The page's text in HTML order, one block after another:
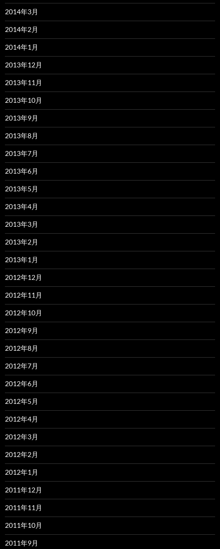
2014年3月
2014年2月
2014年1月
2013年12月
2013年11月
2013年10月
2013年9月
2013年8月
2013年7月
2013年6月
2013年5月
2013年4月
2013年3月
2013年2月
2013年1月
2012年12月
2012年11月
2012年10月
2012年9月
2012年8月
2012年7月
2012年6月
2012年5月
2012年4月
2012年3月
2012年2月
2012年1月
2011年12月
2011年11月
2011年10月
2011年9月